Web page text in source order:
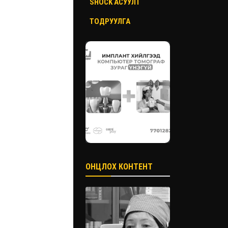
SHOCK АСУУЛТ
ТОДРУУЛГА
ОНЦЛОХ КОНТЕНТ